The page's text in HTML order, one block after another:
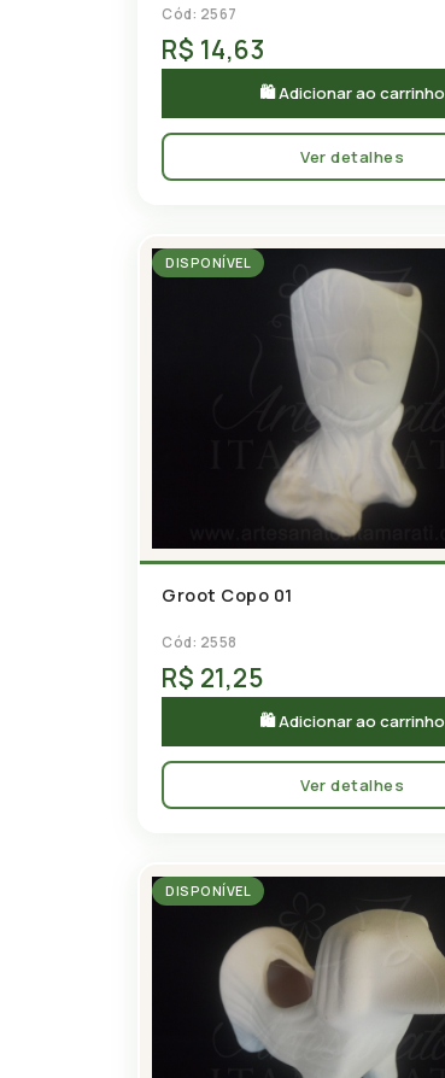
Cód: 2567
R$ 14,63
🛍 Adicionar ao carrinho
Ver detalhes
DISPONÍVEL
Groot Copo 01
Cód: 2558
R$ 21,25
🛍 Adicionar ao carrinho
Ver detalhes
DISPONÍVEL